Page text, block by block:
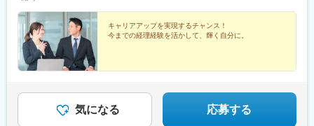
キャリアアップを実現するチャンス！
今までの経理経験を活かして、輝く自分に。
気になる 応募する